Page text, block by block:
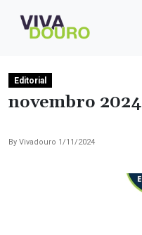
Editorial
novembro 2024
By Vivadouro 1/11/2024